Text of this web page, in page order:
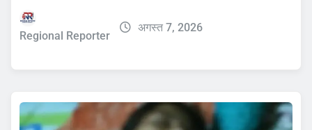
Regional Reporter
अगस्त 7, 2026